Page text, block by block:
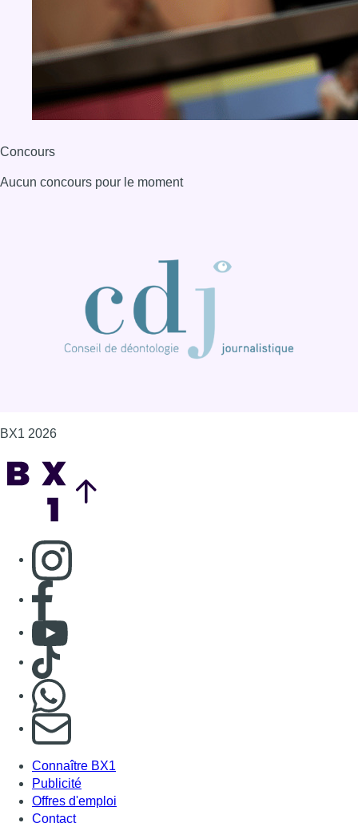
Concours
Aucun concours pour le moment
BX1 2026
Consulter page Instagram
Consulter page Facebook
Consulter Youtube
Consulter TikTok
S'abonner à notre newsletter
Connaître BX1
Publicité
Offres d'emploi
Contact